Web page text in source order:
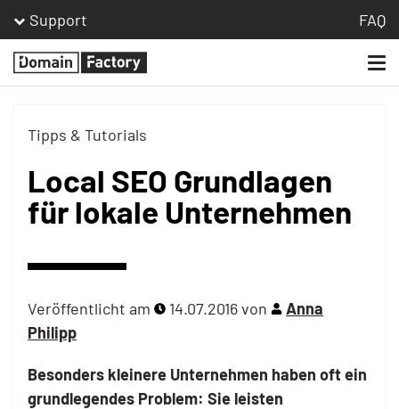
Support FAQ
Homepage
Tipps & Tutorials
Local SEO Grundlagen
für lokale Unternehmen
Veröffentlicht am 14.07.2016von
Anna
Philipp
Besonders kleinere Unternehmen haben oft ein
grundlegendes Problem: Sie leisten